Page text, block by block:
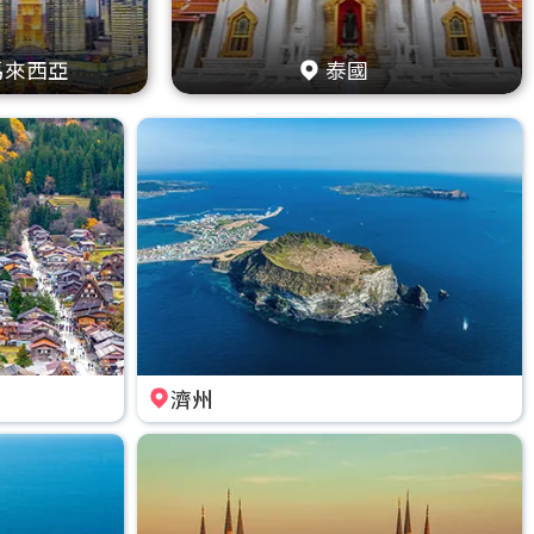
西亞 泰國
濟州